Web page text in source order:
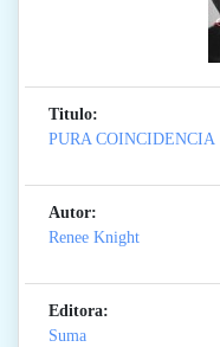
Titulo:
PURA COINCIDENCIA
Autor:
Renee Knight
Editora:
Suma